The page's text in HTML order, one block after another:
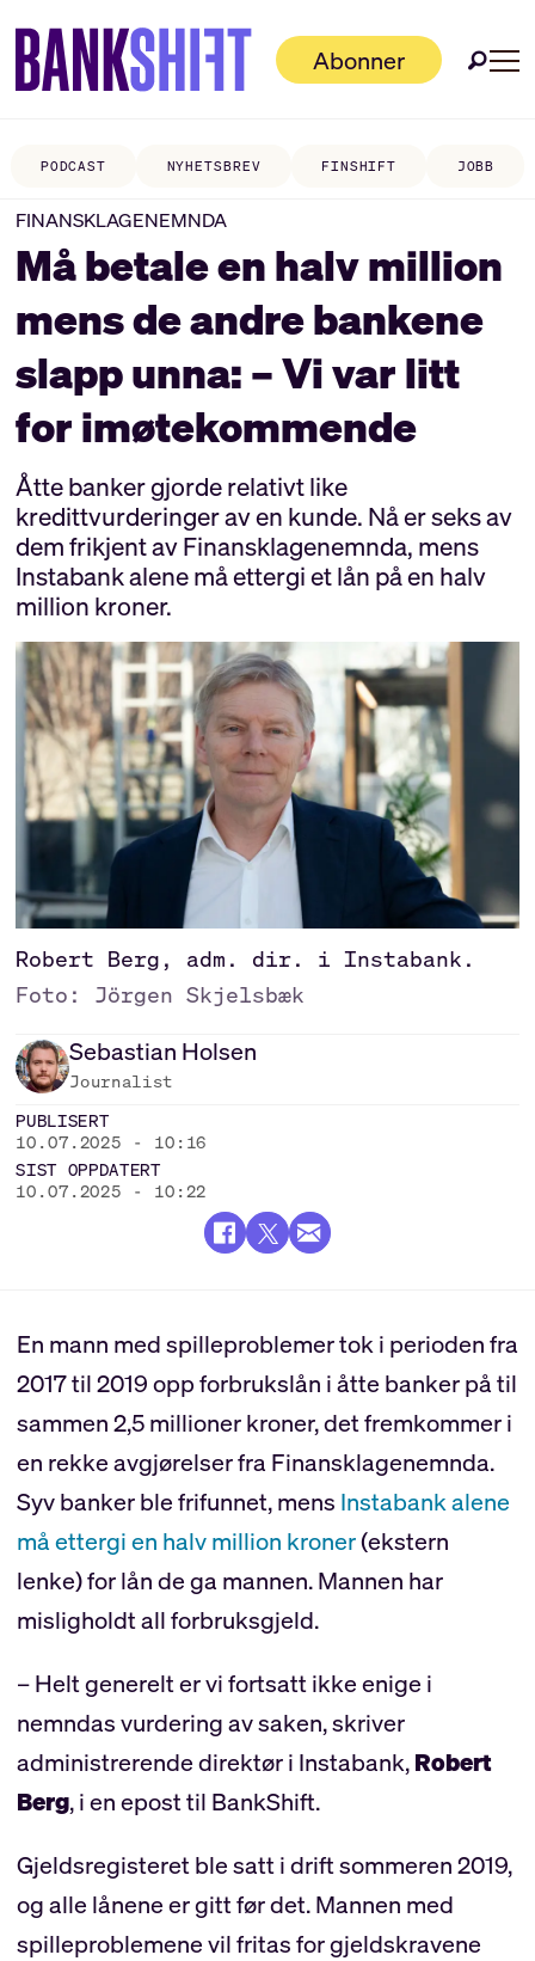
Abonner
PODCAST NYHETSBREV FINSHIFT JOBB
FINANSKLAGENEMNDA
Må betale en halv million
mens de andre bankene
slapp unna: – Vi var litt
for imøtekommende
Åtte banker gjorde relativt like
kredittvurderinger av en kunde. Nå er seks av
dem frikjent av Finansklagenemnda, mens
Instabank alene må ettergi et lån på en halv
million kroner.
Robert Berg, adm. dir. i Instabank.
Foto: Jörgen Skjelsbæk
Sebastian Holsen
Journalist
PUBLISERT
10.07.2025 - 10:16
SIST OPPDATERT
10.07.2025 - 10:22
En mann med spilleproblemer tok i perioden fra
2017 til 2019 opp forbrukslån i åtte banker på til
sammen 2,5 millioner kroner, det fremkommer i
en rekke avgjørelser fra Finansklagenemnda.
Syv banker ble frifunnet, mens Instabank alene
må ettergi en halv million kroner(ekstern
lenke) for lån de ga mannen. Mannen har
misligholdt all forbruksgjeld.
– Helt generelt er vi fortsatt ikke enige i
nemndas vurdering av saken, skriver
administrerende direktør i Instabank,Robert
Berg, i en epost til BankShift.
Gjeldsregisteret ble satt i drift sommeren 2019,
og alle lånene er gitt før det. Mannen med
spilleproblemene vil fritas for gjeldskravene